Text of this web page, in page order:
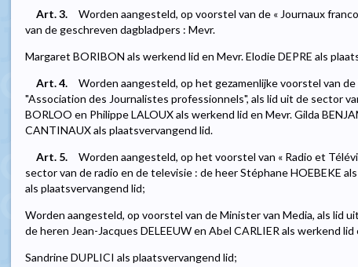
Art. 3.
Worden aangesteld, op voorstel van de « Journaux
van de geschreven dagbladpers : Mevr.
Margaret BORIBON als werkend lid en Mevr. Elodie DEPRE als
Art. 4.
Worden aangesteld, op het gezamenlijke voorstel van
"Association des Journalistes professionnels", als lid uit de sector
BORLOO en Philippe LALOUX als werkend lid en Mevr. Gilda
CANTINAUX als plaatsvervangend lid.
Art. 5.
Worden aangesteld, op het voorstel van « Radio et
sector van de radio en de televisie : de heer Stéphane HOEBEKE
als plaatsvervangend lid;
Worden aangesteld, op voorstel van de Minister van Media, als lid
de heren Jean-Jacques DELEEUW en Abel CARLIER als werkend
Sandrine DUPLICI als plaatsvervangend lid;